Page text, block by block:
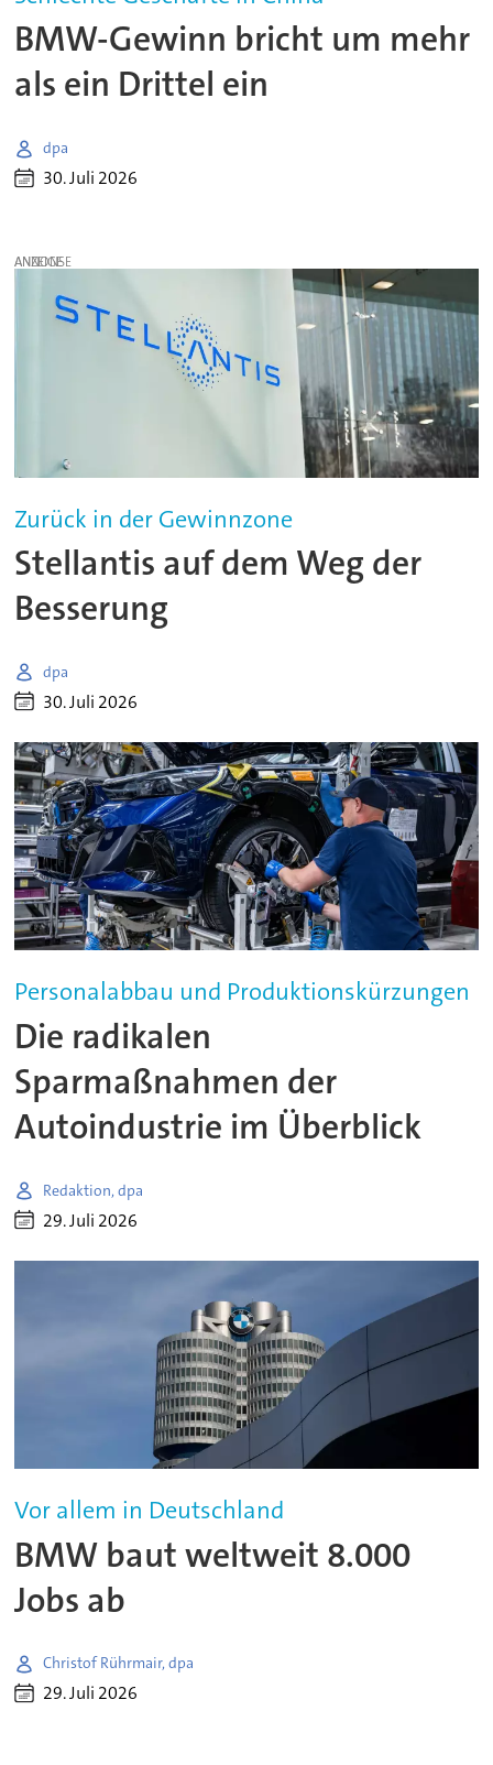
BMW-Gewinn bricht um mehr
als ein Drittel ein
dpa
30. Juli 2026
ANZEIGE
Zurück in der Gewinnzone
Stellantis auf dem Weg der
Besserung
dpa
30. Juli 2026
Personalabbau und Produktionskürzungen
Die radikalen
Sparmaßnahmen der
Autoindustrie im Überblick
Redaktion, dpa
29. Juli 2026
Vor allem in Deutschland
BMW baut weltweit 8.000
Jobs ab
Christof Rührmair, dpa
29. Juli 2026